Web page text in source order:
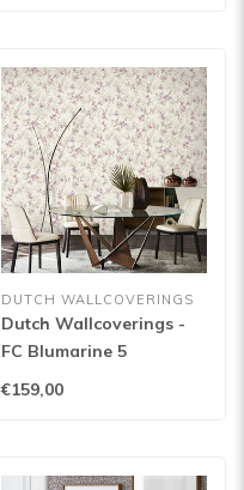
DUTCH WALLCOVERINGS
Dutch Wallcoverings -
FC Blumarine 5
10mx106cm - 29026
€159,00